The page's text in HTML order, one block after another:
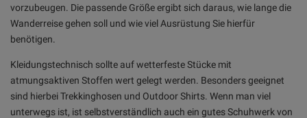
vorzubeugen. Die passende Größe ergibt sich daraus, wie lange die
Wanderreise gehen soll und wie viel Ausrüstung Sie hierfür
benötigen.
Kleidungstechnisch sollte auf wetterfeste Stücke mit
atmungsaktiven Stoffen wert gelegt werden. Besonders geeignet
sind hierbei Trekkinghosen und Outdoor Shirts. Wenn man viel
unterwegs ist, ist selbstverständlich auch ein gutes Schuhwerk von